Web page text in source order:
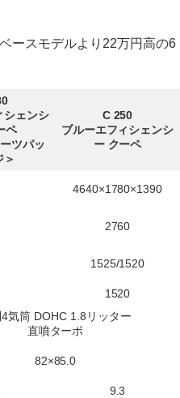
ースモデルより22万円高の6
シェンシ
ペ
ツパッ
＞
C 250
ブルーエフィシェンシ
ー クーペ
4640×1780×1390
2760
1525/1520
1520
気筒 DOHC 1.8リッター
直噴ターボ
82×85.0
9.3